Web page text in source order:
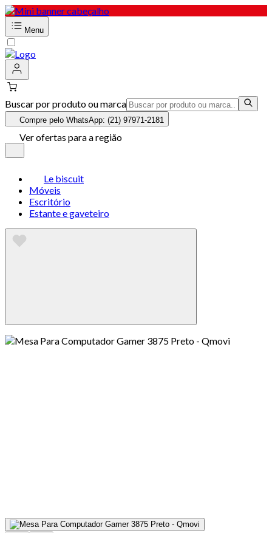
Menu
Buscar por produto ou marca
Compre pelo WhatsApp: (21) 97971-2181
Ver ofertas para a região
Le biscuit
Móveis
Escritório
Estante e gaveteiro